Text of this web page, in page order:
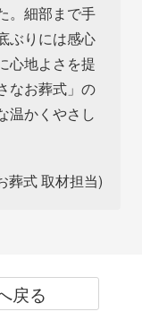
。細部まで手
ぶりには感心
心地よさを提
なお葬式」の
温かくやさし
葬式 取材担当)
戻る